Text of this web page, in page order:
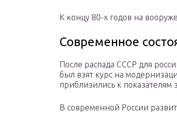
К концу 80-х годов на
Современное
После распада СССР для
был взят курс на
приблизились к
В современной России